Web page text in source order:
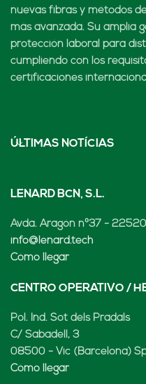
nuevas fibras y métodos
más avanzada. Su amplia
protección laboral para
cumpliendo con los
certificaciones
ÚLTIMAS NOTÍCIAS
LENARD BCN, S.L.
Avda. Aragón nº37 -
info@lenard.tech
Cómo llegar
CENTRO OPERATIVO /
Pol. Ind. Sot dels Pradals
C/ Sabadell, 3
08500 - Vic (Barcelona)
Cómo llegar